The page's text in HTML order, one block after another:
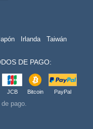
Irlanda Taiwán
DE PAGO:
JCB Bitcoin PayPal
pago.